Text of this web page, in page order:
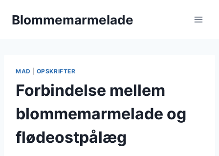
Blommemarmelade
MAD OPSKRIFTER
Forbindelse mellem
blommemarmelade og
flødeostpålæg